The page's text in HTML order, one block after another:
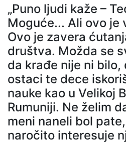
„Puno ljudi kaže –
Moguće... Ali ovo je
Ovo je zavera
društva. Možda se
da krađe nije ni
ostaci te dece
nauke kao u Velikoj
Rumuniji. Ne želim
meni naneli bol
naročito interesuje